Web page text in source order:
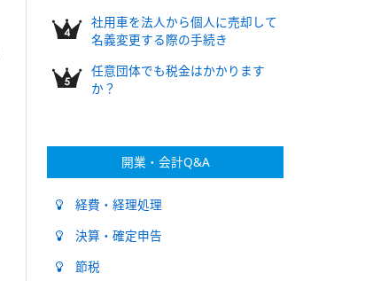
社用車を法人から個人に売却して
名義変更する際の手続き
任意団体でも税金はかかります
か？
開業・会計Q&A
経費・経理処理
決算・確定申告
節税